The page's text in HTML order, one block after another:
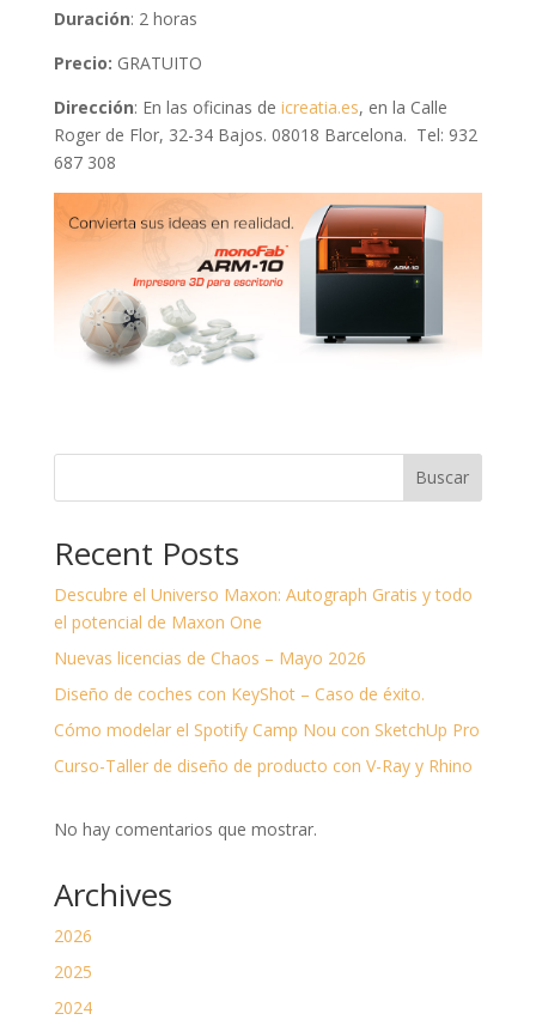
Duración: 2 horas
Precio: GRATUITO
Dirección: En las oficinas de icreatia.es, en la Calle
Roger de Flor, 32-34 Bajos. 08018 Barcelona. Tel: 932
687 308
Buscar
Recent Posts
Descubre el Universo Maxon: Autograph Gratis y todo
el potencial de Maxon One
Nuevas licencias de Chaos – Mayo 2026
Diseño de coches con KeyShot – Caso de éxito.
Cómo modelar el Spotify Camp Nou con SketchUp Pro
Curso-Taller de diseño de producto con V-Ray y Rhino
No hay comentarios que mostrar.
Archives
2026
2025
2024